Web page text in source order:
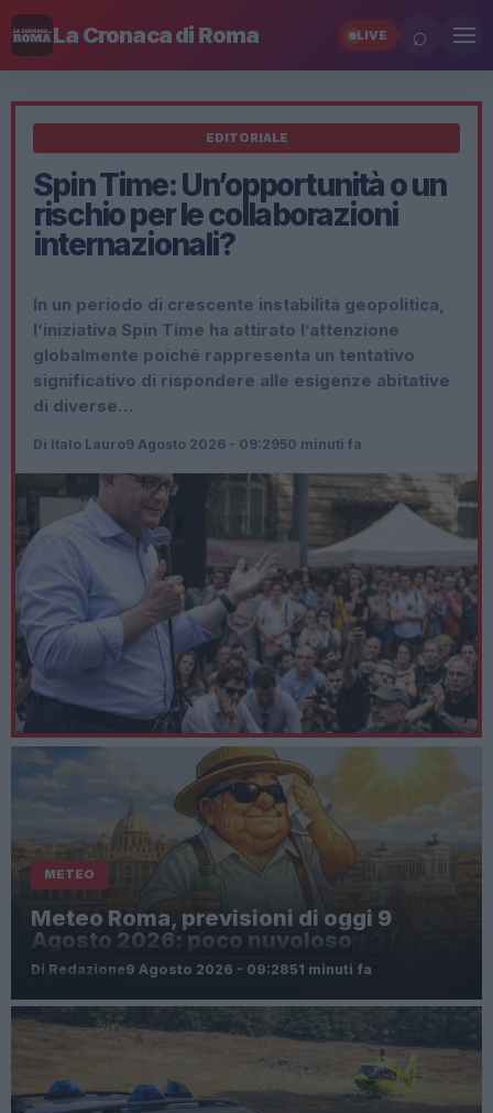
La Cronaca di Roma LIVE ⌕
EDITORIALE
Spin Time: Un’opportunità o un
rischio per le collaborazioni
internazionali?
In un periodo di crescente instabilità geopolitica,
l’iniziativa Spin Time ha attirato l’attenzione
globalmente poiché rappresenta un tentativo
significativo di rispondere alle esigenze abitative
di diverse…
Di Italo Lauro9 Agosto 2026 - 09:2950 minuti fa
METEO
Meteo Roma, previsioni di oggi 9
Agosto 2026: poco nuvoloso
Di Redazione9 Agosto 2026 - 09:2851 minuti fa